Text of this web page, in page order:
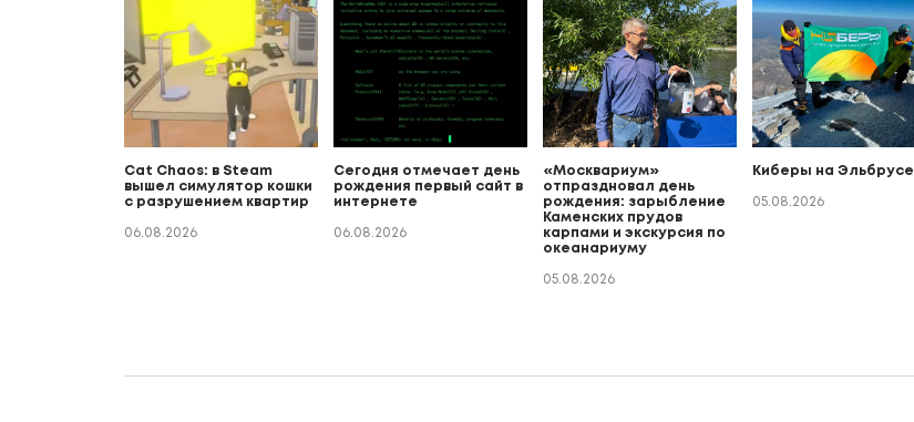
Cat Chaos: в Steam
вышел симулятор кошки
с разрушением квартир
06.08.2026
Сегодня отмечает день
рождения первый сайт в
интернете
06.08.2026
«Москвариум»
отпраздновал день
рождения: зарыбление
Каменских прудов
карпами и экскурсия по
океанариуму
05.08.2026
Киберы на Эльбрусе
05.08.2026